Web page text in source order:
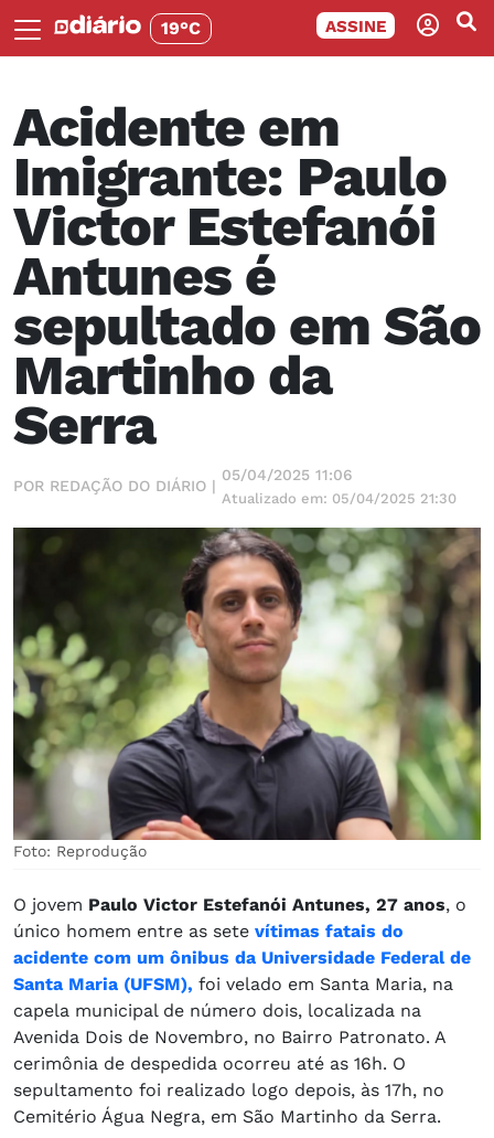
19°C ASSINE
Acidente em
Imigrante: Paulo
Victor Estefanói
Antunes é
sepultado em São
Martinho da
Serra
POR REDAÇÃO DO DIÁRIO |
05/04/2025 11:06
Atualizado em: 05/04/2025 21:30
Foto: Reprodução
O jovem Paulo Victor Estefanói Antunes, 27 anos, o
único homem entre as sete vítimas fatais do
acidente com um ônibus da Universidade Federal de
Santa Maria (UFSM), foi velado em Santa Maria, na
capela municipal de número dois, localizada na
Avenida Dois de Novembro, no Bairro Patronato. A
cerimônia de despedida ocorreu até as 16h. O
sepultamento foi realizado logo depois, às 17h, no
Cemitério Água Negra, em São Martinho da Serra.